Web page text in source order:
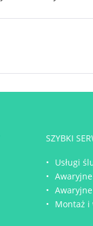
SZYBKI
Usługi
Montaż i